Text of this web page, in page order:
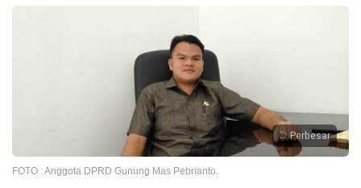
Perbesar
FOTO : Anggota DPRD Gunung Mas Pebrianto.